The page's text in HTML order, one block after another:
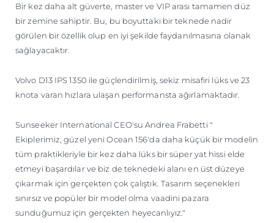
Bir kez daha alt güverte, master ve VIP arası tamamen düz
bir zemine sahiptir. Bu, bu boyuttaki bir teknede nadir
görülen bir özellik olup en iyi şekilde faydanılmasına olanak
sağlayacaktır.
Volvo D13 IPS 1350 ile güçlendirilmiş, sekiz misafiri lüks ve 23
knota varan hızlara ulaşan performansta ağırlamaktadır.
Sunseeker International CEO'su Andrea Frabetti "
Ekiplerimiz, güzel yeni Ocean 156'da daha küçük bir modelin
tüm praktikleriyle bir kez daha lüks bir süper yat hissi elde
etmeyi başardılar ve biz de teknedeki alanı en üst düzeye
çıkarmak için gerçekten çok çalıştık. Tasarım seçenekleri
sınırsız ve popüler bir model olma vaadini pazara
sunduğumuz için gerçekten heyecanlıyız."